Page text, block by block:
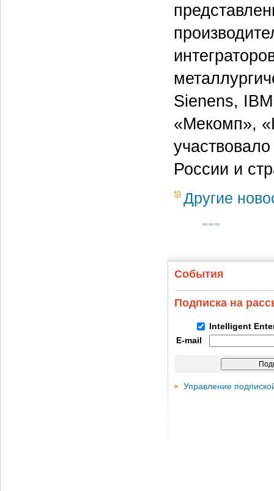
Sienens,
«Мекомп»,
России и
Другие
События
Подписка на
Intelligent
E-mail
Управление